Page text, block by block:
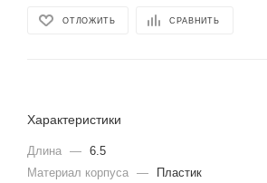
ОТЛОЖИТЬ СРАВНИТЬ
Характеристики
Длина — 6.5
Материал корпуса —
Пластик